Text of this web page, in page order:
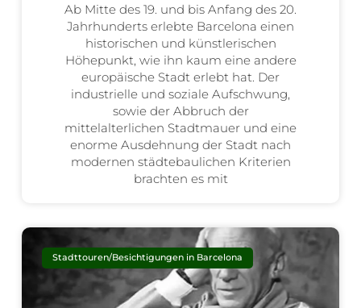
Ab Mitte des 19. und bis Anfang des 20.
Jahrhunderts erlebte Barcelona einen
historischen und künstlerischen
Höhepunkt, wie ihn kaum eine andere
europäische Stadt erlebt hat. Der
industrielle und soziale Aufschwung,
sowie der Abbruch der
mittelalterlichen Stadtmauer und eine
enorme Ausdehnung der Stadt nach
modernen städtebaulichen Kriterien
brachten es mit
Stadttouren/Besichtigungen in Barcelona